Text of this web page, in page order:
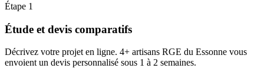
Étape 1
Étude et devis comparatifs
Décrivez votre projet en ligne. 4+ artisans RGE du Essonne vous
envoient un devis personnalisé sous 1 à 2 semaines.